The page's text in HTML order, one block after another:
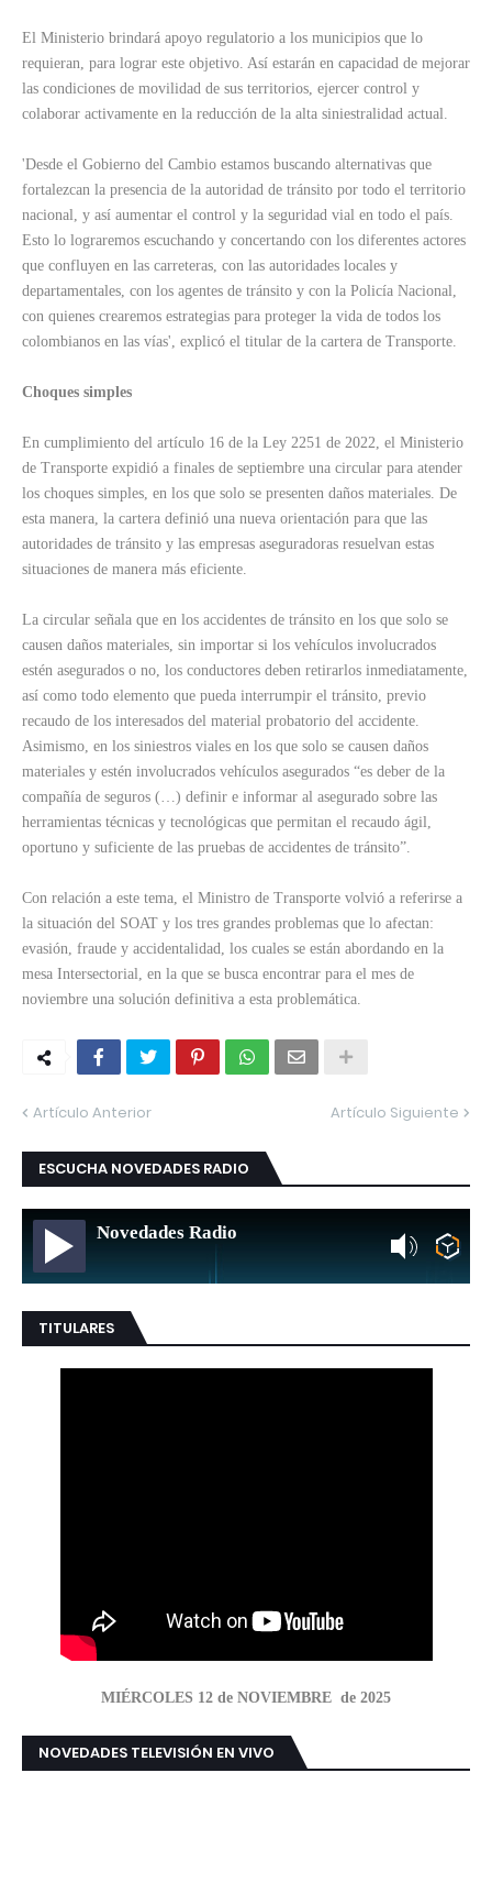
El Ministerio brindará apoyo regulatorio a los municipios que lo
requieran, para lograr este objetivo. Así estarán en capacidad de mejorar
las condiciones de movilidad de sus territorios, ejercer control y
colaborar activamente en la reducción de la alta siniestralidad actual.
'Desde el Gobierno del Cambio estamos buscando alternativas que
fortalezcan la presencia de la autoridad de tránsito por todo el territorio
nacional, y así aumentar el control y la seguridad vial en todo el país.
Esto lo lograremos escuchando y concertando con los diferentes actores
que confluyen en las carreteras, con las autoridades locales y
departamentales, con los agentes de tránsito y con la Policía Nacional,
con quienes crearemos estrategias para proteger la vida de todos los
colombianos en las vías', explicó el titular de la cartera de Transporte.
Choques simples
En cumplimiento del artículo 16 de la Ley 2251 de 2022, el Ministerio
de Transporte expidió a finales de septiembre una circular para atender
los choques simples, en los que solo se presenten daños materiales. De
esta manera, la cartera definió una nueva orientación para que las
autoridades de tránsito y las empresas aseguradoras resuelvan estas
situaciones de manera más eficiente.
La circular señala que en los accidentes de tránsito en los que solo se
causen daños materiales, sin importar si los vehículos involucrados
estén asegurados o no, los conductores deben retirarlos inmediatamente,
así como todo elemento que pueda interrumpir el tránsito, previo
recaudo de los interesados del material probatorio del accidente.
Asimismo, en los siniestros viales en los que solo se causen daños
materiales y estén involucrados vehículos asegurados “es deber de la
compañía de seguros (…) definir e informar al asegurado sobre las
herramientas técnicas y tecnológicas que permitan el recaudo ágil,
oportuno y suficiente de las pruebas de accidentes de tránsito”.
Con relación a este tema, el Ministro de Transporte volvió a referirse a
la situación del SOAT y los tres grandes problemas que lo afectan:
evasión, fraude y accidentalidad, los cuales se están abordando en la
mesa Intersectorial, en la que se busca encontrar para el mes de
noviembre una solución definitiva a esta problemática.
Artículo Anterior Artículo Siguiente
ESCUCHA NOVEDADES RADIO
Novedades Radio
TITULARES
MIÉRCOLES 12 de NOVIEMBRE de 2025
NOVEDADES TELEVISIÓN EN VIVO